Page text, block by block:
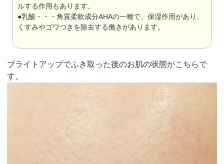
ルする作用もあります。
●乳酸・・・角質柔軟成分AHAの一種で、保湿作用があり、
くすみやゴワつきを除去する働きがあります。
ブライトアップでふき取った後のお肌の状態がこちらで
す。